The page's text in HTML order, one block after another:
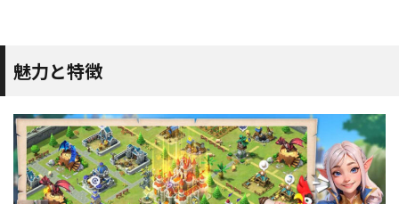
魅力と特徴